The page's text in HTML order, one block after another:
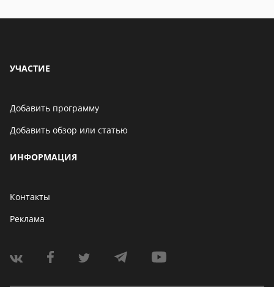
УЧАСТИЕ
Добавить программу
Добавить обзор или статью
ИНФОРМАЦИЯ
Контакты
Реклама